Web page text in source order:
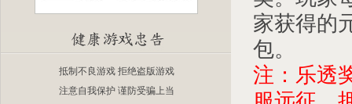
抵制不良游戏 拒绝盗版游戏
注意自我保护 谨防受骗上当
家获得的
包。
注：乐透